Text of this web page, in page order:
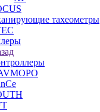
тахеометры